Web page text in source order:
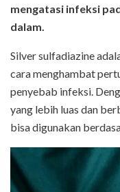
mengatasi infeksi
dalam.
Silver sulfadiazine
cara menghambat
penyebab infeksi.
yang lebih luas dan
bisa digunakan